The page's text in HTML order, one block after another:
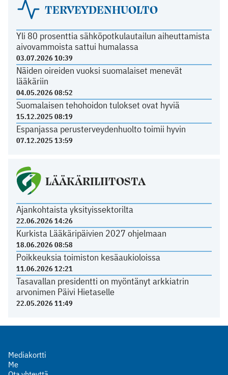
TERVEYDENHUOLTO
Yli 80 prosenttia sähköpotkulautailun aiheuttamista
aivovammoista sattui humalassa
03.07.2026 10:39
Näiden oireiden vuoksi suomalaiset menevät
lääkäriin
04.05.2026 08:52
Suomalaisen tehohoidon tulokset ovat hyviä
15.12.2025 08:19
Espanjassa perusterveydenhuolto toimii hyvin
07.12.2025 13:59
LÄÄKÄRILIITOSTA
Ajankohtaista yksityissektorilta
22.06.2026 14:26
Kurkista Lääkäripäivien 2027 ohjelmaan
18.06.2026 08:58
Poikkeuksia toimiston kesäaukioloissa
11.06.2026 12:21
Tasavallan presidentti on myöntänyt arkkiatrin
arvonimen Päivi Hietaselle
22.05.2026 11:49
Mediakortti
Me